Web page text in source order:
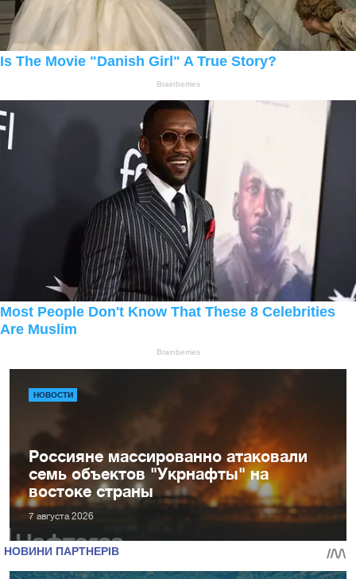
НОВОСТИ
Россияне массированно атаковали
семь объектов "Укрнафты" на
востоке страны
7 августа 2026